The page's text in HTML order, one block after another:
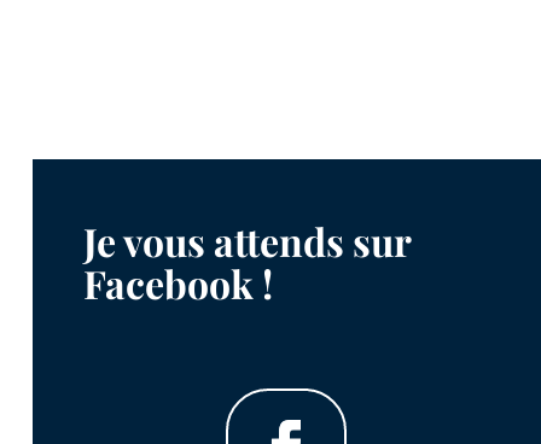
Je vous attends sur
Facebook !